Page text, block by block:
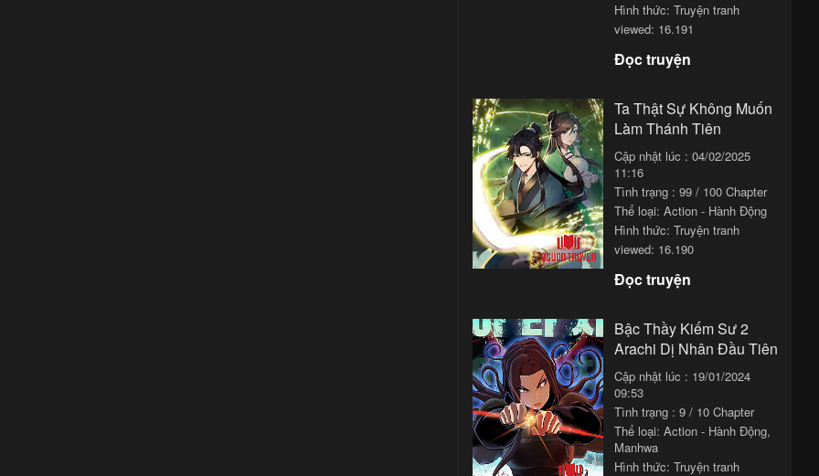
Hình thức: Truyện tranh
viewed: 16.191
Đọc truyện
Ta Thật Sự Không Muốn
Làm Thánh Tiên
Cập nhật lúc : 04/02/2025
11:16
Tình trạng : 99 / 100 Chapter
Thể loại: Action - Hành Động
Hình thức: Truyện tranh
viewed: 16.190
Đọc truyện
Bậc Thầy Kiếm Sư 2
Arachi Dị Nhân Đầu Tiên
Cập nhật lúc : 19/01/2024
09:53
Tình trạng : 9 / 10 Chapter
Thể loại: Action - Hành Động,
Manhwa
Hình thức: Truyện tranh